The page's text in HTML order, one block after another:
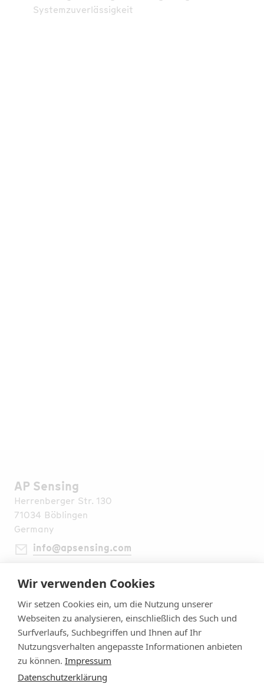
Wir verwenden Cookies
Wir setzen Cookies ein, um die Nutzung unserer
Webseiten zu analysieren, einschließlich des Such und
Surfverlaufs, Suchbegriffen und Ihnen auf Ihr
Nutzungsverhalten angepasste Informationen anbieten
zu können. Impressum
Datenschutzerklärung
Systemzuverlässigkeit
AP Sensing
Herrenberger Str. 130
71034 Böblingen
Germany
info@apsensing.com
Finden Sie uns weltweit
Impressum
Datenschutzerklärung
Allgemeine Geschäftsbedingungen
Sicherheit
Cookie Einstellungen
Folgen Sie uns